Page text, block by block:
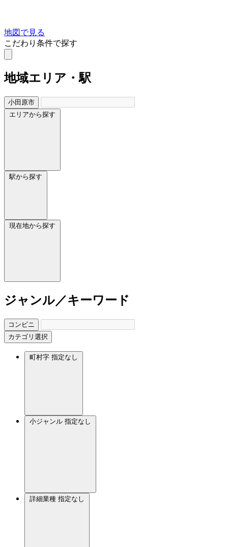
地図で見る
こだわり条件で探す
地域エリア・駅
小田原市
エリアから探す
駅から探す
現在地から探す
ジャンル／キーワード
コンビニ
カテゴリ選択
町村字 指定なし
小ジャンル 指定なし
詳細業種 指定なし